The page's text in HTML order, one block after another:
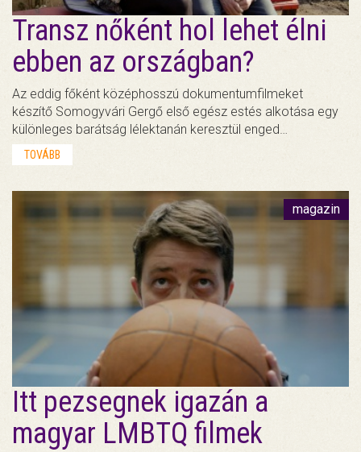
Transz nőként hol lehet élni
ebben az országban?
Az eddig főként középhosszú dokumentumfilmeket
készítő Somogyvári Gergő első egész estés alkotása egy
különleges barátság lélektanán keresztül enged…
TOVÁBB
magazin
Itt pezsegnek igazán a
magyar LMBTQ filmek